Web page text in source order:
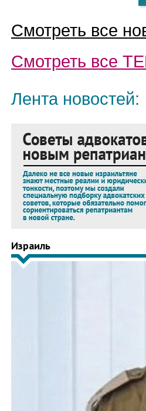
Смотреть все
Смотреть все
Лента новостей:
Израиль